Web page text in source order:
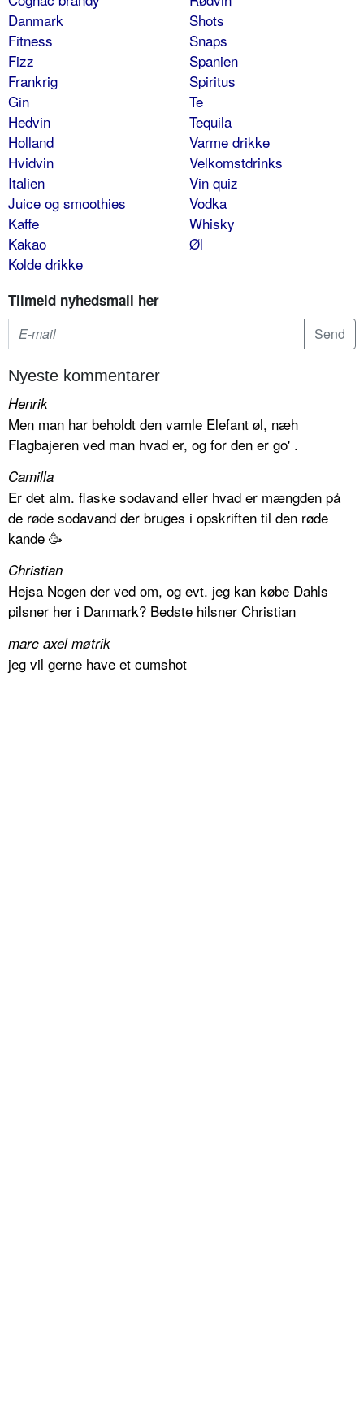
Danmark
Fitness
Fizz
Frankrig
Gin
Hedvin
Holland
Hvidvin
Italien
Juice og smoothies
Kaffe
Kakao
Kolde drikke
Shots
Snaps
Spanien
Spiritus
Te
Tequila
Varme drikke
Velkomstdrinks
Vin quiz
Vodka
Whisky
Øl
Tilmeld nyhedsmail her
Nyeste kommentarer
Henrik
Men man har beholdt den vamle Elefant øl, næh
Flagbajeren ved man hvad er, og for den er go' .
Camilla
Er det alm. flaske sodavand eller hvad er mængden på
de røde sodavand der bruges i opskriften til den røde
kande 🥳
Christian
Hejsa Nogen der ved om, og evt. jeg kan købe Dahls
pilsner her i Danmark? Bedste hilsner Christian
marc axel møtrik
jeg vil gerne have et cumshot